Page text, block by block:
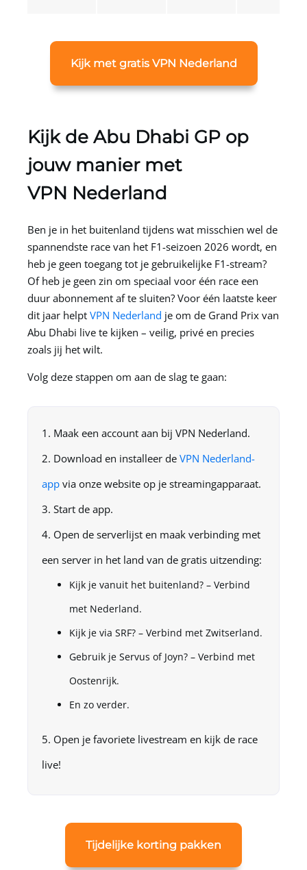
Kijk met gratis VPN Nederland
Kijk de Abu Dhabi GP op
jouw manier met
VPN Nederland
Ben je in het buitenland tijdens wat misschien wel de
spannendste race van het F1-seizoen 2026 wordt, en
heb je geen toegang tot je gebruikelijke F1-stream?
Of heb je geen zin om speciaal voor één race een
duur abonnement af te sluiten? Voor één laatste keer
dit jaar helpt VPN Nederland je om de Grand Prix van
Abu Dhabi live te kijken – veilig, privé en precies
zoals jij het wilt.
Volg deze stappen om aan de slag te gaan:
Maak een account aan bij VPN Nederland.
Download en installeer de VPN Nederland-
app via onze website op je streamingapparaat.
Start de app.
Open de serverlijst en maak verbinding met
een server in het land van de gratis uitzending:
Kijk je vanuit het buitenland? – Verbind
met Nederland.
Kijk je via SRF? – Verbind met Zwitserland.
Gebruik je Servus of Joyn? – Verbind met
Oostenrijk.
En zo verder.
Open je favoriete livestream en kijk de race
live!
Tijdelijke korting pakken